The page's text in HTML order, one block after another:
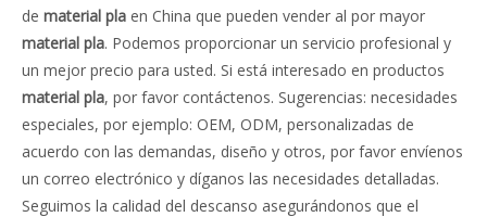
de material pla en China que pueden vender al por mayor
material pla. Podemos proporcionar un servicio profesional y
un mejor precio para usted. Si está interesado en productos
material pla, por favor contáctenos. Sugerencias: necesidades
especiales, por ejemplo: OEM, ODM, personalizadas de
acuerdo con las demandas, diseño y otros, por favor envíenos
un correo electrónico y díganos las necesidades detalladas.
Seguimos la calidad del descanso asegurándonos que el